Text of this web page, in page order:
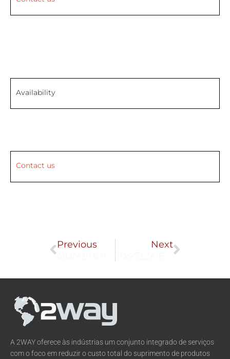
Availability
Contact us
Prev
Previous
NextNext
A 2WAY oferece às indústrias um conjunto integrado de serviços
com o foco em reduzir o custo total do suprimento de produtos